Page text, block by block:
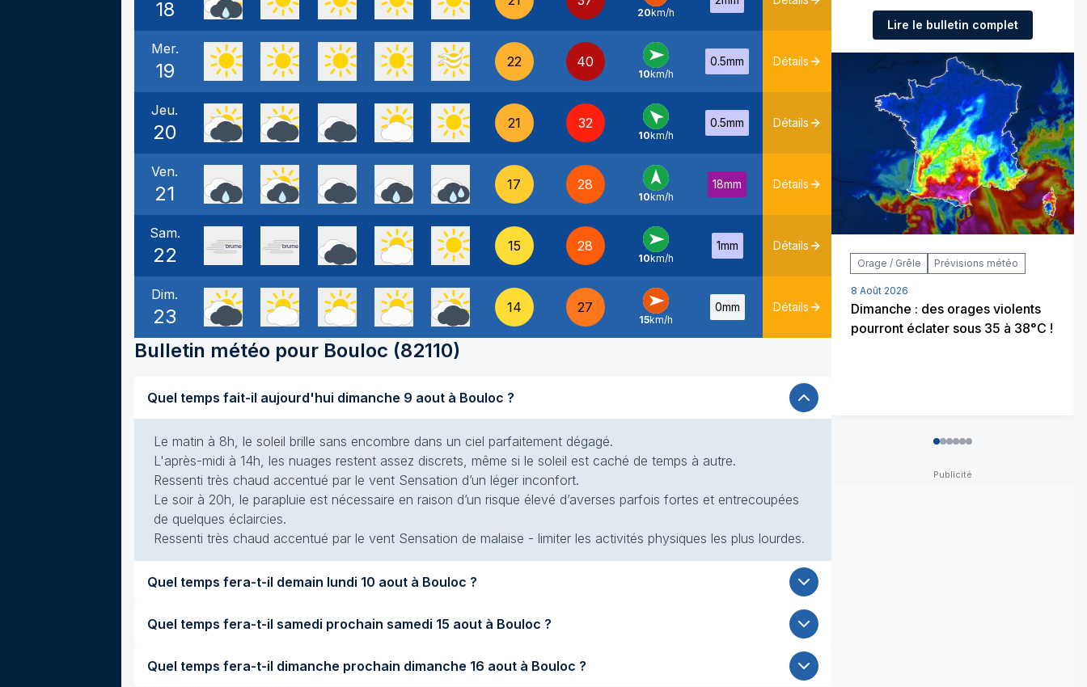
18 NO -
20km/h
Mer.
19 22 40
O -
10km/h
0.5mm Détails
Jeu.
20 21 32
SE -
10km/h
0.5mm Détails
Ven.
21 17 28
S -
10km/h
18mm Détails
Sam.
22 15 28
O -
10km/h
1mm Détails
Dim.
23 14 27
O -
15km/h
0mm Détails
Bulletin météo pour Bouloc (82110)
Quel temps fait-il aujourd'hui dimanche 9 aout à Bouloc ?
Le matin à 8h, le soleil brille sans encombre dans un ciel parfaitement dégagé.
L'après-midi à 14h, les nuages restent assez discrets, même si le soleil est caché de temps à autre.
Ressenti très chaud accentué par le vent Sensation d’un léger inconfort.
Le soir à 20h, le parapluie est nécessaire en raison d’un risque élevé d’averses parfois fortes et entrecoupées
de quelques éclaircies.
Ressenti très chaud accentué par le vent Sensation de malaise - limiter les activités physiques les plus lourdes.
Quel temps fera-t-il demain lundi 10 aout à Bouloc ?
Quel temps fera-t-il samedi prochain samedi 15 aout à Bouloc ?
Quel temps fera-t-il dimanche prochain dimanche 16 aout à Bouloc ?
Lire le bulletin complet
Orage / Grêle Prévisions météo
8 Août 2026
Dimanche : des orages violents
pourront éclater sous 35 à 38°C !